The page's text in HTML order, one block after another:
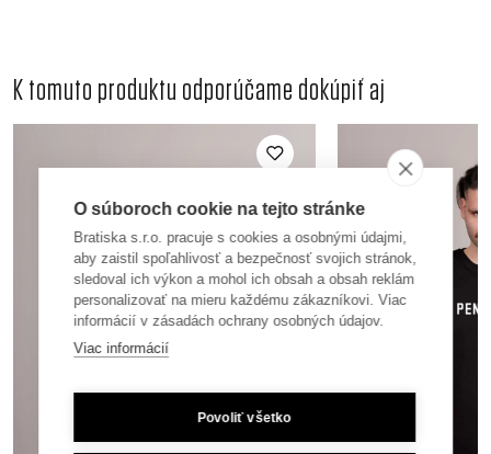
K tomuto produktu odporúčame dokúpiť aj
O súboroch cookie na tejto stránke
Bratiska s.r.o. pracuje s cookies a osobnými údajmi,
aby zaistil spoľahlivosť a bezpečnosť svojich stránok,
sledoval ich výkon a mohol ich obsah a obsah reklám
personalizovať na mieru každému zákazníkovi. Viac
informácií v zásadách ochrany osobných údajov.
Viac informácií
Povoliť všetko